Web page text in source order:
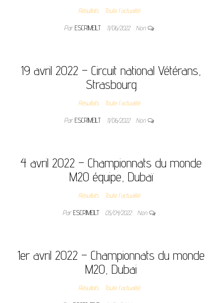
Résultats Toute l'actualité
ParESCRIMEJLT 11/06/2022 Non
19 avril 2022 – Circuit national Vétérans,
Strasbourg
Résultats Toute l'actualité
ParESCRIMEJLT 11/06/2022 Non
4 avril 2022 – Championnats du monde
M20 équipe, Dubaï
Résultats Toute l'actualité
ParESCRIMEJLT 05/04/2022 Non
1er avril 2022 – Championnats du monde
M20, Dubai
Résultats Toute l'actualité